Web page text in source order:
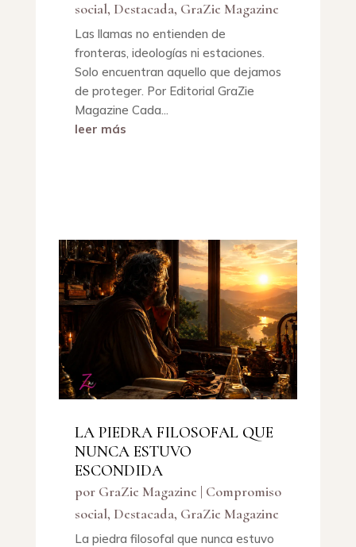
social, Destacada, GraZie Magazine
Las llamas no entienden de
fronteras, ideologías ni estaciones.
Solo encuentran aquello que dejamos
de proteger. Por Editorial GraZie
Magazine Cada...
leer más
LA PIEDRA FILOSOFAL QUE
NUNCA ESTUVO
ESCONDIDA
por GraZie Magazine | Compromiso
social, Destacada, GraZie Magazine
La piedra filosofal que nunca estuvo